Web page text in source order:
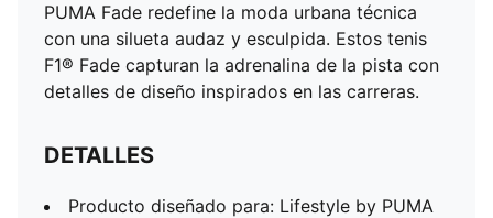
PUMA Fade redefine la moda urbana técnica
con una silueta audaz y esculpida. Estos tenis
F1® Fade capturan la adrenalina de la pista con
detalles de diseño inspirados en las carreras.
DETALLES
Producto diseñado para: Lifestyle by PUMA